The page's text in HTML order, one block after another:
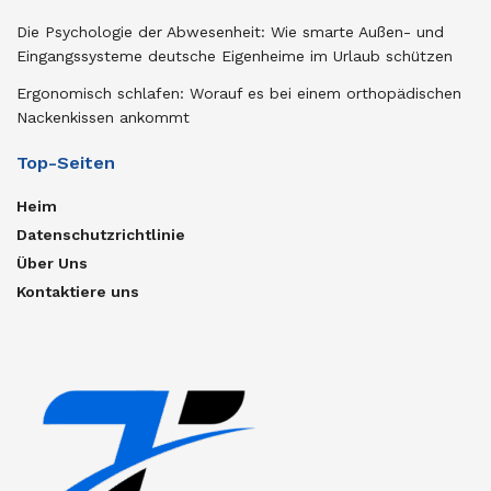
Die Psychologie der Abwesenheit: Wie smarte Außen- und
Eingangssysteme deutsche Eigenheime im Urlaub schützen
Ergonomisch schlafen: Worauf es bei einem orthopädischen
Nackenkissen ankommt
Top-Seiten
Heim
Datenschutzrichtlinie
Über Uns
Kontaktiere uns